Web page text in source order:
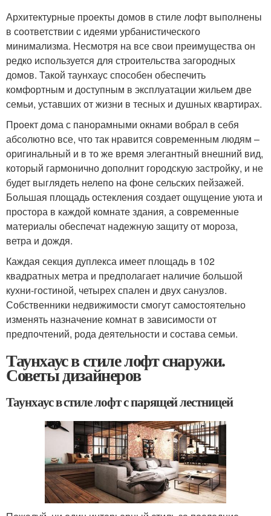
Архитектурные проекты домов в стиле лофт выполнены
в соответствии с идеями урбанистического
минимализма. Несмотря на все свои преимущества он
редко используется для строительства загородных
домов. Такой таунхаус способен обеспечить
комфортным и доступным в эксплуатации жильем две
семьи, уставших от жизни в тесных и душных квартирах.
Проект дома с панорамными окнами вобрал в себя
абсолютно все, что так нравится современным людям –
оригинальный и в то же время элегантный внешний вид,
который гармонично дополнит городскую застройку, и не
будет выглядеть нелепо на фоне сельских пейзажей.
Большая площадь остекления создает ощущение уюта и
простора в каждой комнате здания, а современные
материалы обеспечат надежную защиту от мороза,
ветра и дождя.
Каждая секция дуплекса имеет площадь в 102
квадратных метра и предполагает наличие большой
кухни-гостиной, четырех спален и двух санузлов.
Собственники недвижимости смогут самостоятельно
изменять назначение комнат в зависимости от
предпочтений, рода деятельности и состава семьи.
Таунхаус в стиле лофт снаружи.
Советы дизайнеров
Таунхаус в стиле лофт с парящей лестницей